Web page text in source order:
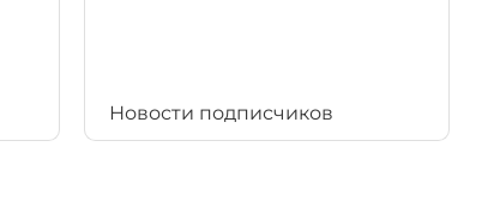
Новости подписчиков